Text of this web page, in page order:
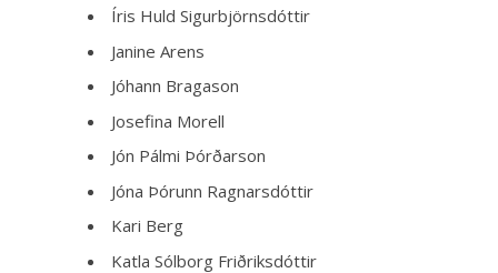
Íris Huld Sigurbjörnsdóttir
Janine Arens
Jóhann Bragason
Josefina Morell
Jón Pálmi Þórðarson
Jóna Þórunn Ragnarsdóttir
Kari Berg
Katla Sólborg Friðriksdóttir